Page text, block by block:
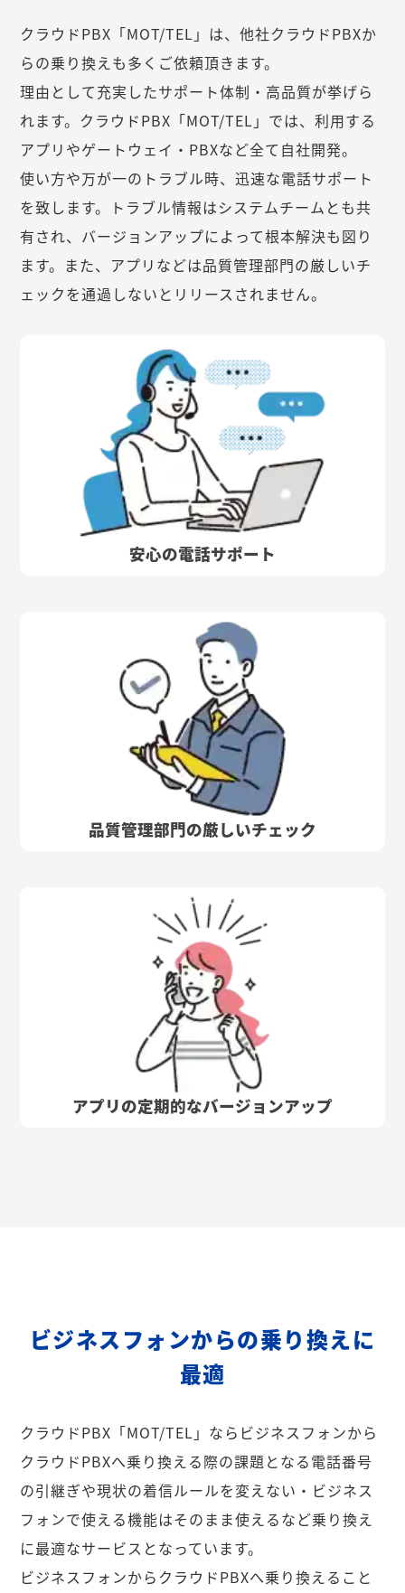
クラウドPBX「MOT/TEL」は、他社クラウドPBXか
らの乗り換えも多くご依頼頂きます。
理由として充実したサポート体制・高品質が挙げら
れます。クラウドPBX「MOT/TEL」では、利用する
アプリやゲートウェイ・PBXなど全て自社開発。
使い方や万が一のトラブル時、迅速な電話サポート
を致します。トラブル情報はシステムチームとも共
有され、バージョンアップによって根本解決も図り
ます。また、アプリなどは品質管理部門の厳しいチ
ェックを通過しないとリリースされません。
安心の電話サポート
品質管理部門の厳しいチェック
アプリの定期的なバージョンアップ
ビジネスフォンからの乗り換えに
最適
クラウドPBX「MOT/TEL」ならビジネスフォンから
クラウドPBXへ乗り換える際の課題となる電話番号
の引継ぎや現状の着信ルールを変えない・ビジネス
フォンで使える機能はそのまま使えるなど乗り換え
に最適なサービスとなっています。
ビジネスフォンからクラウドPBXへ乗り換えること